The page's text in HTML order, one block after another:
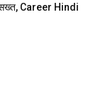
सख्त, Career Hindi